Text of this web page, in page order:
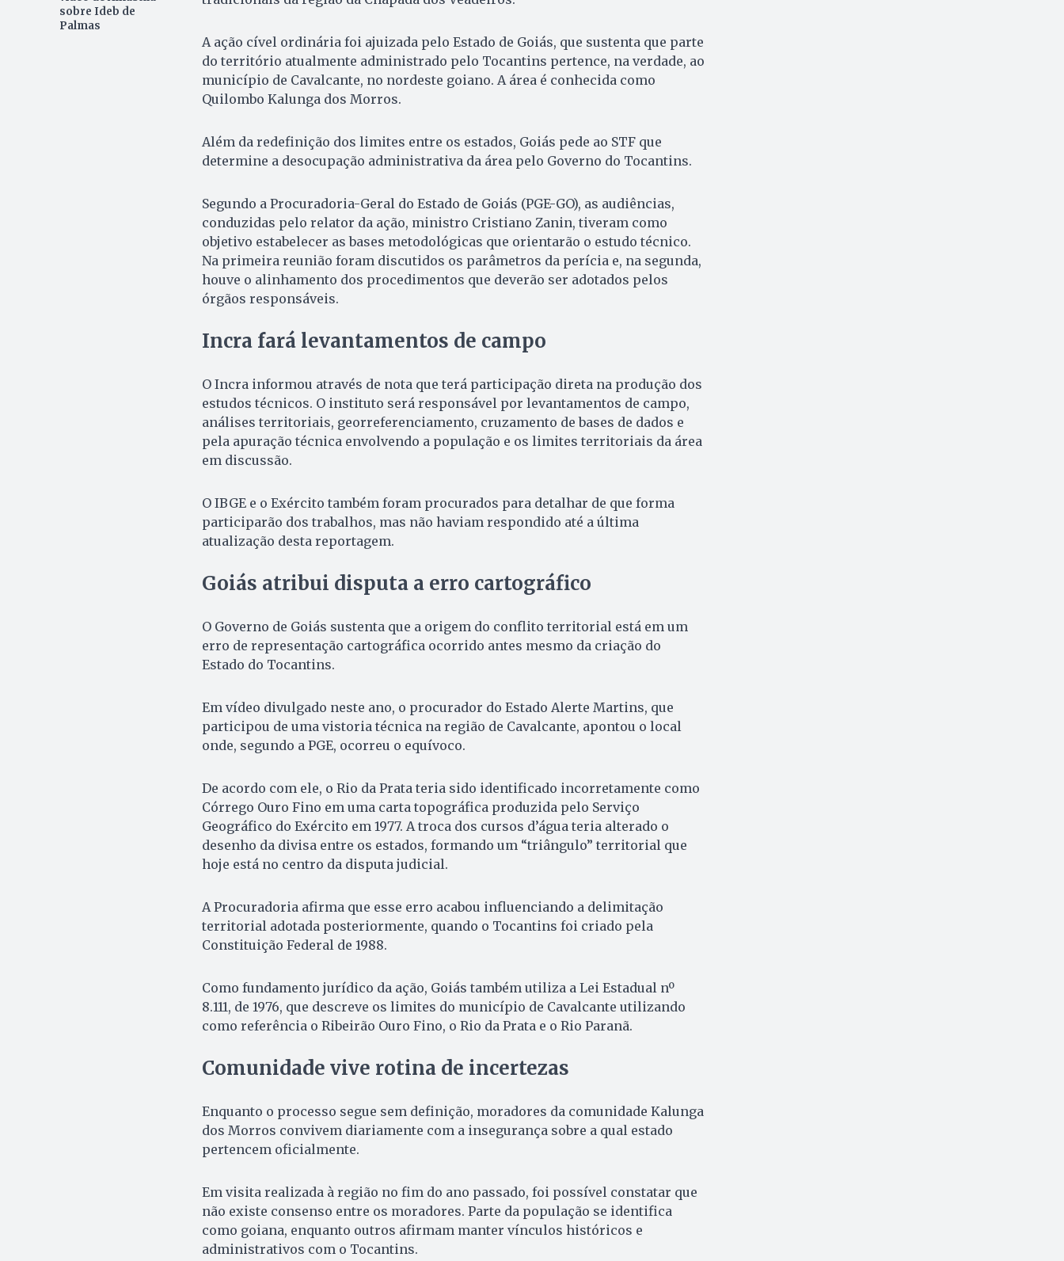
sobre Ideb de
Palmas
A ação cível ordinária foi ajuizada pelo Estado de Goiás, que sustenta que parte
do território atualmente administrado pelo Tocantins pertence, na verdade, ao
município de Cavalcante, no nordeste goiano. A área é conhecida como
Quilombo Kalunga dos Morros.
Além da redefinição dos limites entre os estados, Goiás pede ao STF que
determine a desocupação administrativa da área pelo Governo do Tocantins.
Segundo a Procuradoria-Geral do Estado de Goiás (PGE-GO), as audiências,
conduzidas pelo relator da ação, ministro Cristiano Zanin, tiveram como
objetivo estabelecer as bases metodológicas que orientarão o estudo técnico.
Na primeira reunião foram discutidos os parâmetros da perícia e, na segunda,
houve o alinhamento dos procedimentos que deverão ser adotados pelos
órgãos responsáveis.
Incra fará levantamentos de campo
O Incra informou através de nota que terá participação direta na produção dos
estudos técnicos. O instituto será responsável por levantamentos de campo,
análises territoriais, georreferenciamento, cruzamento de bases de dados e
pela apuração técnica envolvendo a população e os limites territoriais da área
em discussão.
O IBGE e o Exército também foram procurados para detalhar de que forma
participarão dos trabalhos, mas não haviam respondido até a última
atualização desta reportagem.
Goiás atribui disputa a erro cartográfico
O Governo de Goiás sustenta que a origem do conflito territorial está em um
erro de representação cartográfica ocorrido antes mesmo da criação do
Estado do Tocantins.
Em vídeo divulgado neste ano, o procurador do Estado Alerte Martins, que
participou de uma vistoria técnica na região de Cavalcante, apontou o local
onde, segundo a PGE, ocorreu o equívoco.
De acordo com ele, o Rio da Prata teria sido identificado incorretamente como
Córrego Ouro Fino em uma carta topográfica produzida pelo Serviço
Geográfico do Exército em 1977. A troca dos cursos d’água teria alterado o
desenho da divisa entre os estados, formando um “triângulo” territorial que
hoje está no centro da disputa judicial.
A Procuradoria afirma que esse erro acabou influenciando a delimitação
territorial adotada posteriormente, quando o Tocantins foi criado pela
Constituição Federal de 1988.
Como fundamento jurídico da ação, Goiás também utiliza a Lei Estadual nº
8.111, de 1976, que descreve os limites do município de Cavalcante utilizando
como referência o Ribeirão Ouro Fino, o Rio da Prata e o Rio Paranã.
Comunidade vive rotina de incertezas
Enquanto o processo segue sem definição, moradores da comunidade Kalunga
dos Morros convivem diariamente com a insegurança sobre a qual estado
pertencem oficialmente.
Em visita realizada à região no fim do ano passado, foi possível constatar que
não existe consenso entre os moradores. Parte da população se identifica
como goiana, enquanto outros afirmam manter vínculos históricos e
administrativos com o Tocantins.